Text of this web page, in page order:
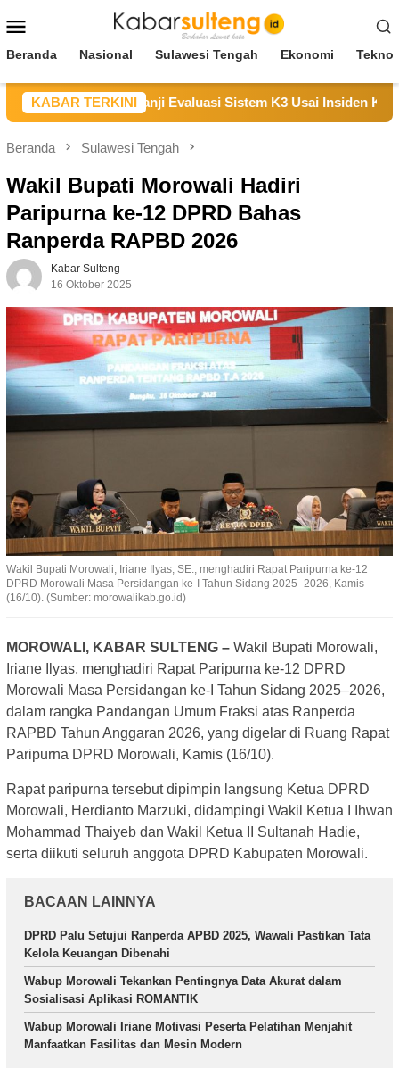
ke
Mobile
Beranda Nasional Sulawesi Tengah Ekonomi
KABAR TERKINI
Duka, Janji Evaluasi Sistem K3 Usai Insiden Karyawan
Beranda Sulawesi Tengah
Wakil Bupati Morowali Hadiri
Paripurna ke-12 DPRD Bahas
Ranperda RAPBD 2026
Kabar Sulteng
16 Oktober 2025
Wakil Bupati Morowali, Iriane Ilyas, SE., menghadiri Rapat Paripurna ke-12
DPRD Morowali Masa Persidangan ke-I Tahun Sidang 2025–2026, Kamis
(16/10). (Sumber: morowalikab.go.id)
MOROWALI, KABAR SULTENG – Wakil Bupati Morowali,
Iriane Ilyas, menghadiri Rapat Paripurna ke-12 DPRD
Morowali Masa Persidangan ke-I Tahun Sidang 2025–2026,
dalam rangka Pandangan Umum Fraksi atas Ranperda
RAPBD Tahun Anggaran 2026, yang digelar di Ruang Rapat
Paripurna DPRD Morowali, Kamis (16/10).
Rapat paripurna tersebut dipimpin langsung Ketua DPRD
Morowali, Herdianto Marzuki, didampingi Wakil Ketua I Ihwan
Mohammad Thaiyeb dan Wakil Ketua II Sultanah Hadie,
serta diikuti seluruh anggota DPRD Kabupaten Morowali.
BACAAN LAINNYA
DPRD Palu Setujui Ranperda APBD 2025, Wawali Pastikan Tata
Kelola Keuangan Dibenahi
Wabup Morowali Tekankan Pentingnya Data Akurat dalam
Sosialisasi Aplikasi ROMANTIK
Wabup Morowali Iriane Motivasi Peserta Pelatihan Menjahit
Manfaatkan Fasilitas dan Mesin Modern